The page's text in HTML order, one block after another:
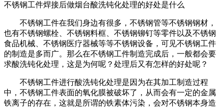
不锈钢工件焊接后做烟台酸洗钝化处理的好处是什么
不锈钢工件在我们身边有很多，不锈钢管等不锈钢钢材，
也有不锈钢螺栓、不锈钢料框、不锈钢铆钉等零件以及不锈钢
食品机械、不锈钢医疗器械等等不锈钢设备，可见不锈钢工件
的制造是多而广。那么在不锈钢工件制造完成后，一般都会要
求酸洗钝化处理，这是为何呢？处理后又有怎样的好处呢？
不锈钢工件进行酸洗钝化处理是因为在其加工制造过程
中，不锈钢工件表面的氧化膜被破坏了，从而会有一定的金属
铁离子的存在，这就是所谓的铁素体污染，会对不锈钢本身造